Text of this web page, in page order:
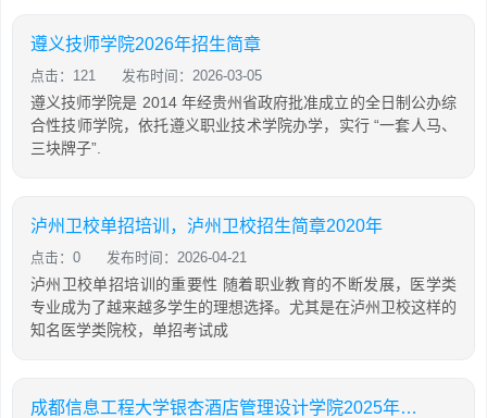
遵义技师学院2026年招生简章
点击：121 发布时间：2026-03-05
遵义技师学院是 2014 年经贵州省政府批准成立的全日制公办综
合性技师学院，依托遵义职业技术学院办学，实行 “一套人马、
三块牌子”.
泸州卫校单招培训，泸州卫校招生简章2020年
点击：0 发布时间：2026-04-21
泸州卫校单招培训的重要性 随着职业教育的不断发展，医学类
专业成为了越来越多学生的理想选择。尤其是在泸州卫校这样的
知名医学类院校，单招考试成
成都信息工程大学银杏酒店管理设计学院2025年招生简介